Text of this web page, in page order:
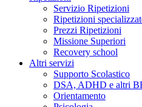
Servizio Ripetizioni
Ripetizioni
Prezzi Ripetizioni
Missione Superiori
Recovery school
Altri servizi
Supporto Scolastico
DSA, ADHD e altri
Orientamento